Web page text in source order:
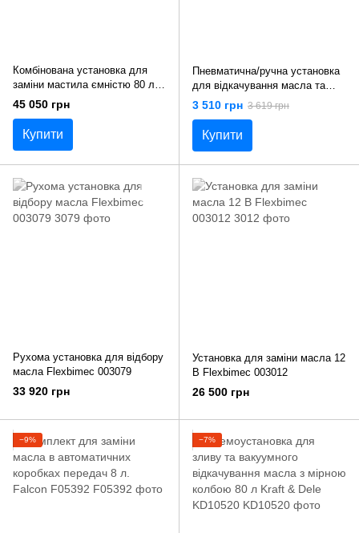
Комбінована установка для
заміни мастила ємністю 80 л
та сталевим зливом для
мастила 10 л Flexbimec 003182
45 050 грн
Купити
Пневматична/ручна установка
для відкачування масла та
технічних рідин з комплектом
насадок 9.5 л G.I.KRAFT
PMFE95L
3 510 грн 3 619 грн
Купити
Рухома установка для відбору
масла Flexbimec 003079
33 920 грн
Установка для заміни масла 12
В Flexbimec 003012
26 500 грн
−9% −7%